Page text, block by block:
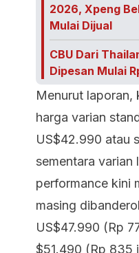
2026, Xpeng
Mulai Dijual
CBU Dari
Dipesan Mulai
Menurut laporan,
harga varian
US$42.990 atau
sementara varian
performance kini
masing
US$47.990 (Rp
$51.490 (Rp 835